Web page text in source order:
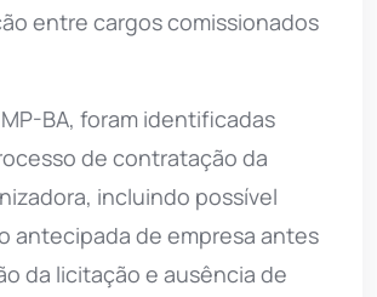
entre cargos comissionados
BA, foram identificadas
de contratação da
incluindo possível
antecipada de empresa antes
da licitação e ausência de